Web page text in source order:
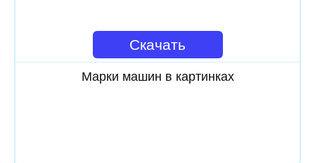
Скачать
Марки машин в картинках